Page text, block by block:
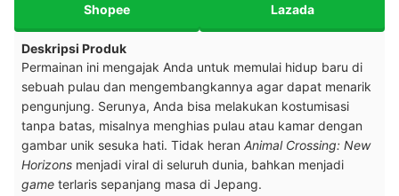
Shopee Lazada
Deskripsi Produk
Permainan ini mengajak Anda untuk memulai hidup baru di
sebuah pulau dan mengembangkannya agar dapat menarik
pengunjung. Serunya, Anda bisa melakukan kostumisasi
tanpa batas, misalnya menghias pulau atau kamar dengan
gambar unik sesuka hati. Tidak heran Animal Crossing: New
Horizons menjadi viral di seluruh dunia, bahkan menjadi
game terlaris sepanjang masa di Jepang.